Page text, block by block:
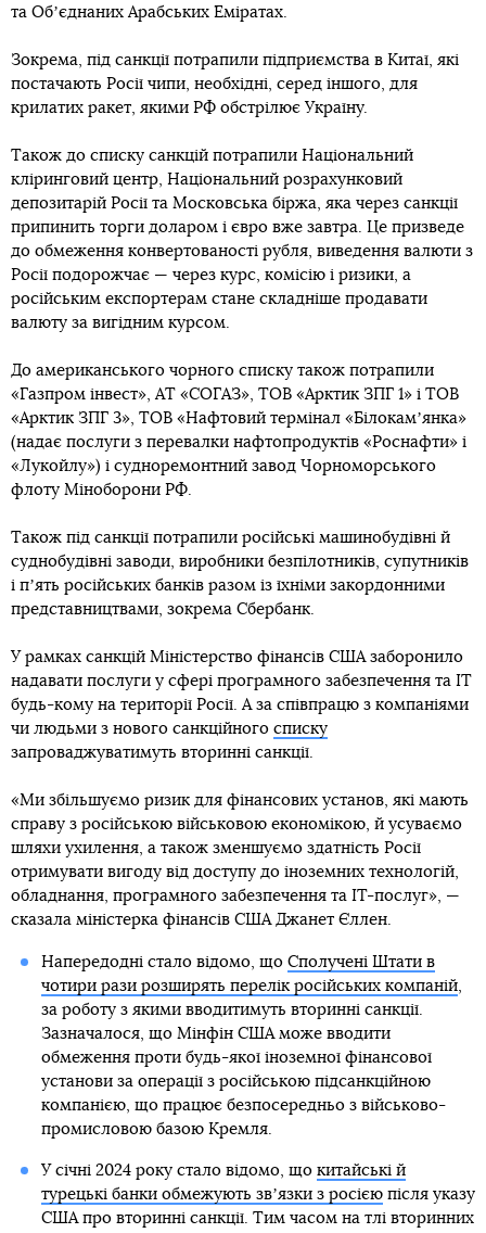
та Обʼєднаних Арабських Еміратах.
Зокрема, під санкції потрапили підприємства в Китаї, які
постачають Росії чипи, необхідні, серед іншого, для
крилатих ракет, якими РФ обстрілює Україну.
Також до списку санкцій потрапили Національний
кліринговий центр, Національний розрахунковий
депозитарій Росії та Московська біржа, яка через санкції
припинить торги доларом і євро вже завтра. Це призведе
до обмеження конвертованості рубля, виведення валюти з
Росії подорожчає — через курс, комісію і ризики, а
російським експортерам стане складніше продавати
валюту за вигідним курсом.
До американського чорного списку також потрапили
«Газпром інвест», АТ «СОГАЗ», ТОВ «Арктик ЗПГ 1» і ТОВ
«Арктик ЗПГ 3», ТОВ «Нафтовий термінал «Білокамʼянка»
(надає послуги з перевалки нафтопродуктів «Роснафти» і
«Лукойлу») і судноремонтний завод Чорноморського
флоту Міноборони РФ.
Також під санкції потрапили російські машинобудівні й
суднобудівні заводи, виробники безпілотників, супутників
і пʼять російських банків разом із їхніми закордонними
представництвами, зокрема Сбербанк.
У рамках санкцій Міністерство фінансів США заборонило
надавати послуги у сфері програмного забезпечення та IT
будь-кому на території Росії. А за співпрацю з компаніями
чи людьми з нового санкційного списку
запроваджуватимуть вторинні санкції.
«Ми збільшуємо ризик для фінансових установ, які мають
справу з російською військовою економікою, й усуваємо
шляхи ухилення, а також зменшуємо здатність Росії
отримувати вигоду від доступу до іноземних технологій,
обладнання, програмного забезпечення та ІТ-послуг», —
сказала міністерка фінансів США Джанет Єллен.
Напередодні стало відомо, що Сполучені Штати в
чотири рази розширять перелік російських компаній,
за роботу з якими вводитимуть вторинні санкції.
Зазначалося, що Мінфін США може вводити
обмеження проти будь-якої іноземної фінансової
установи за операції з російською підсанкційною
компанією, що працює безпосередньо з військово-
промисловою базою Кремля.
У січні 2024 року стало відомо, що китайські й
турецькі банки обмежують звʼязки з росієюпісля указу
США про вторинні санкції. Тим часом на тлі вторинних